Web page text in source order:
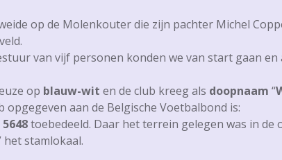
op de Molenkouter die zijn pachter Michel
van vijf personen konden we van start gaan en
op blauw-wit en de club kreeg als doopnaam “
opgegeven aan de Belgische Voetbalbond is:
5648toebedeeld. Daar het terrein gelegen was in de
het stamlokaal.